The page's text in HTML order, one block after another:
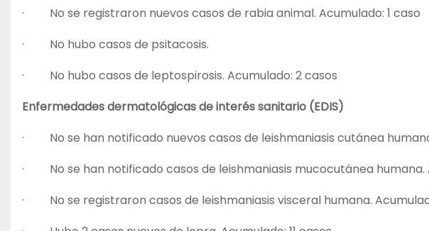
· No se registraron nuevos casos de rabia animal. Acumulado: 1 caso
· No hubo casos de psitacosis.
· No hubo casos de leptospirosis. Acumulado: 2 casos
Enfermedades dermatológicas de interés sanitario (EDIS)
· No se han notificado nuevos casos de leishmaniasis cutánea
· No se han notificado casos de leishmaniasis mucocutánea humana.
· No se registraron casos de leishmaniasis visceral humana.